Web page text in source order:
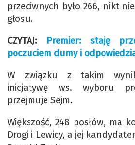
przeciwnych było 266, nikt
głosu.
CZYTAJ: Premier: staję
poczuciem dumy i
W związku z takim
inicjatywę ws. wyboru
przejmuje Sejm.
Większość, 248 posłów, ma
Drogi i Lewicy, a jej